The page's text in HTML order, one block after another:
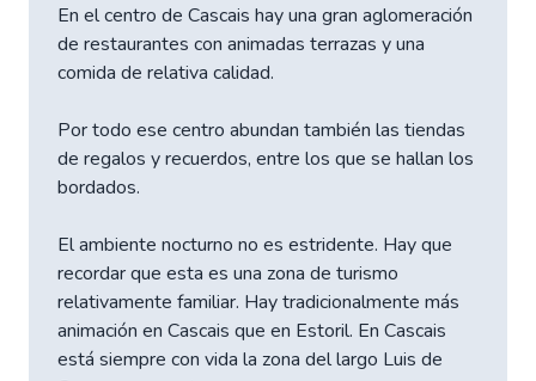
En el centro de Cascais hay una gran aglomeración
de restaurantes con animadas terrazas y una
comida de relativa calidad.
Por todo ese centro abundan también las tiendas
de regalos y recuerdos, entre los que se hallan los
bordados.
El ambiente nocturno no es estridente. Hay que
recordar que esta es una zona de turismo
relativamente familiar. Hay tradicionalmente más
animación en Cascais que en Estoril. En Cascais
está siempre con vida la zona del largo Luis de